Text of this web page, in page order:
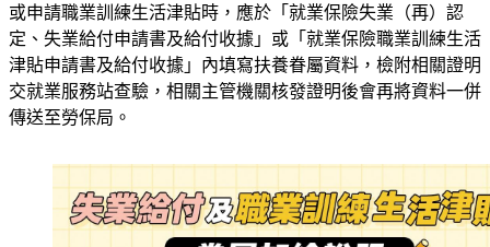
定、失業給付申請書及給付收據」或「就業保險職業訓練生活
津貼申請書及給付收據」內填寫扶養眷屬資料，檢附相關證明
交就業服務站查驗，相關主管機關核發證明後會再將資料一併
傳送至勞保局。